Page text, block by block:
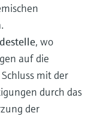
, wo
auf die
mit der
durch das
der